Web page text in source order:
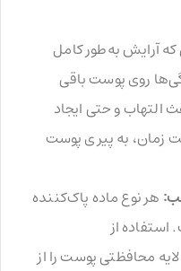
آرایش به‌طور کامل
روی پوست باقی
التهاب و حتی ایجاد
به پیری پوست
هر نوع ماده پاک‌کننده
از
محافظتی پوست را از